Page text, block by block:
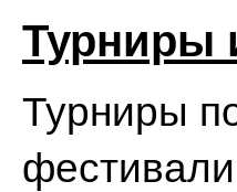
Турниры
Турниры